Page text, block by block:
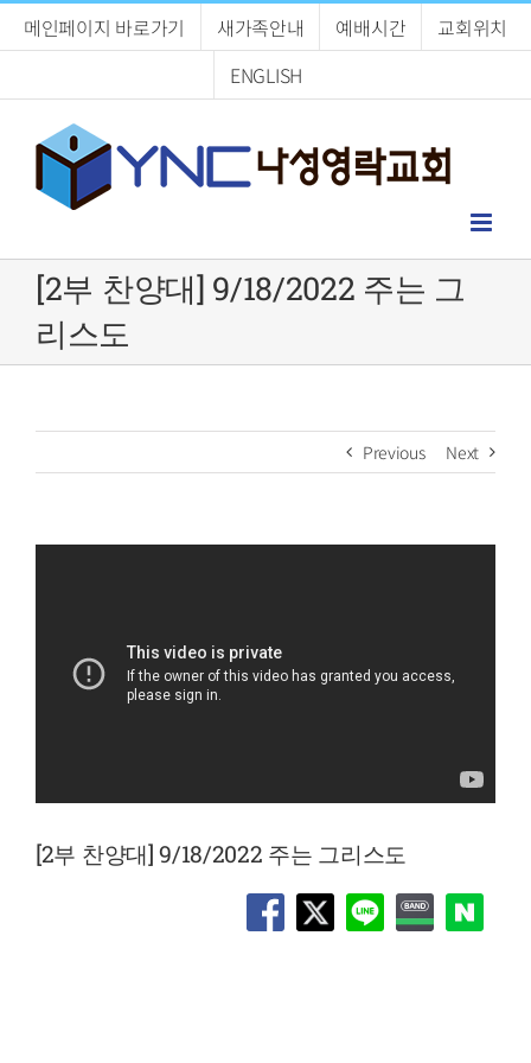
메인페이지 바로가기 새가족안내 예배시간
교회위치
ENGLISH
[2부 찬양대] 9/18/2022 주는 그
리스도
Previous Next
[2부 찬양대] 9/18/2022 주는 그리스도